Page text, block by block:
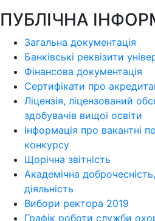
ПУБЛІЧНА
Загальна документація
Банківські реквізити
Фінансова документація
Сертифікати про
Ліцензія, ліцензований
здобувачів вищої освіти
Інформація про вакантні
конкурсу
Щорічна звітність
Академічна
діяльність
Вибори ректора 2019
Графік роботи служби